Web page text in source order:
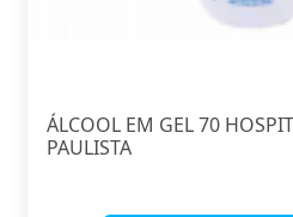
ÁLCOOL EM GEL 70
PAULISTA